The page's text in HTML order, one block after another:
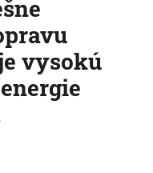
vysokú